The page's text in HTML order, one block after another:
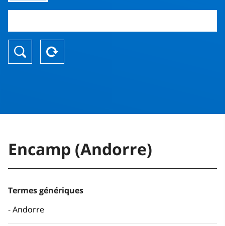
Encamp (Andorre)
Termes génériques
Andorre